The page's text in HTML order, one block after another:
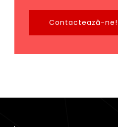
Contactează-ne!